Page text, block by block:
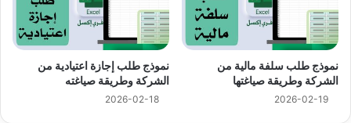
نموذج طلب سلفة مالية من
الشركة وطريقة صياغتها
2026-02-19
نموذج طلب إجازة اعتيادية من
الشركة وطريقة صياغته
2026-02-18